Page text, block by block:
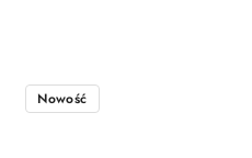
Nowość